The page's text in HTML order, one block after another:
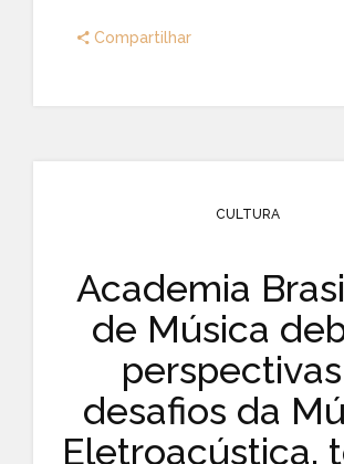
Compartilhar
CULTURA
Academia
de Música
desafios da
Eletroacústica,